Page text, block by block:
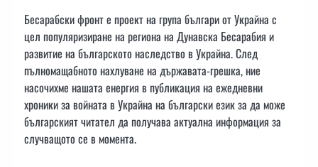
Бесарабски фронт е проект на група българи от Украйна с
цел популяризиране на региона на Дунавска Бесарабия и
развитие на българското наследство в Украйна. След
пълномащабното нахлуване на държавата-грешка, ние
насочихме нашата енергия в публикация на ежедневни
хроники за войната в Украйна на български език за да може
българският читател да получава актуална информация за
случващото се в момента.